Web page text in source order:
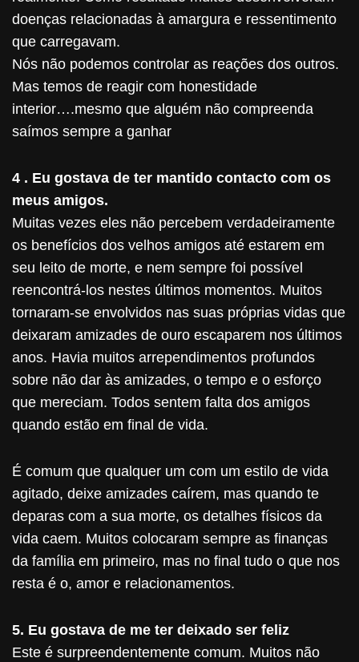
doenças relacionadas à amargura e ressentimento
que carregavam.
Nós não podemos controlar as reações dos outros.
Mas temos de reagir com honestidade
interior….mesmo que alguém não compreenda
saímos sempre a ganhar
4 . Eu gostava de ter mantido contacto com os
meus amigos.
Muitas vezes eles não percebem verdadeiramente
os benefícios dos velhos amigos até estarem em
seu leito de morte, e nem sempre foi possível
reencontrá-los nestes últimos momentos. Muitos
tornaram-se envolvidos nas suas próprias vidas que
deixaram amizades de ouro escaparem nos últimos
anos. Havia muitos arrependimentos profundos
sobre não dar às amizades, o tempo e o esforço
que mereciam. Todos sentem falta dos amigos
quando estão em final de vida.
É comum que qualquer um com um estilo de vida
agitado, deixe amizades caírem, mas quando te
deparas com a sua morte, os detalhes físicos da
vida caem. Muitos colocaram sempre as finanças
da família em primeiro, mas no final tudo o que nos
resta é o, amor e relacionamentos.
5. Eu gostava de me ter deixado ser feliz
Este é surpreendentemente comum. Muitos não